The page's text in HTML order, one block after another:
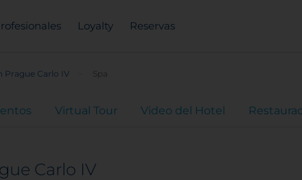
Loyalty Reservas
Prague Carlo IV Spa
Virtual Tour Video del Hotel
Carlo IV